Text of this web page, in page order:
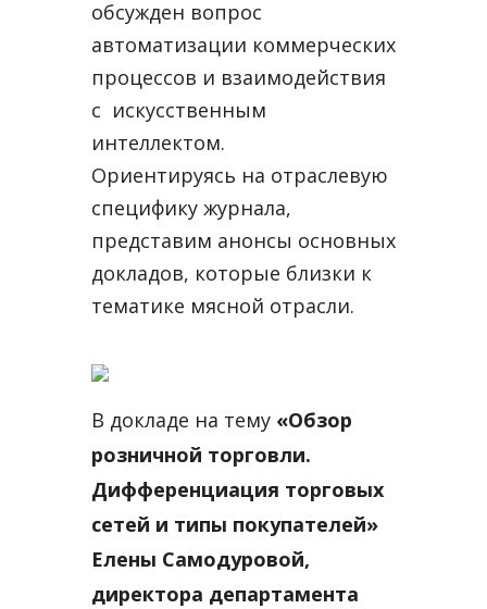
обсужден вопрос
автоматизации коммерческих
процессов и взаимодействия
с искусственным
интеллектом.
Ориентируясь на отраслевую
специфику журнала,
представим анонсы основных
докладов, которые близки к
тематике мясной отрасли.
В докладе на тему «Обзор
розничной торговли.
Дифференциация торговых
сетей и типы покупателей»
Елены Самодуровой,
директора департамента